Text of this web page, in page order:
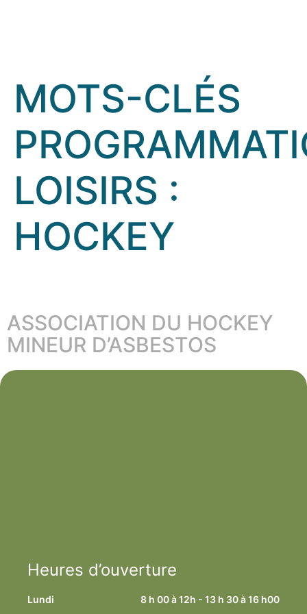
MOTS-CLÉS
LOISIRS :
HOCKEY
ASSOCIATION DU HOCKEY
MINEUR D’ASBESTOS
Heures d’ouverture
Lundi 8 h 00 à 12h - 13 h 30 à 16 h00